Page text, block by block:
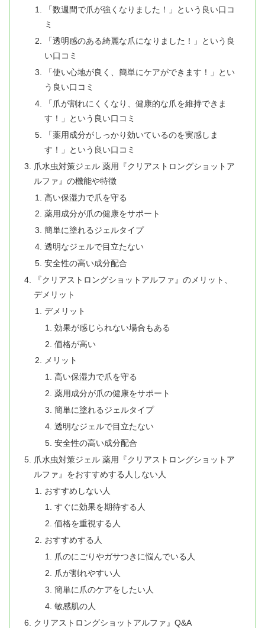
「数週間で爪が強くなりました！」という良い口コ
ミ
「透明感のある綺麗な爪になりました！」という良
い口コミ
「使い心地が良く、簡単にケアができます！」とい
う良い口コミ
「爪が割れにくくなり、健康的な爪を維持できま
す！」という良い口コミ
「薬用成分がしっかり効いているのを実感しま
す！」という良い口コミ
爪水虫対策ジェル 薬用『クリアストロングショットア
ルファ』の機能や特徴
高い保湿力で爪を守る
薬用成分が爪の健康をサポート
簡単に塗れるジェルタイプ
透明なジェルで目立たない
安全性の高い成分配合
『クリアストロングショットアルファ』のメリット、
デメリット
デメリット
効果が感じられない場合もある
価格が高い
メリット
高い保湿力で爪を守る
薬用成分が爪の健康をサポート
簡単に塗れるジェルタイプ
透明なジェルで目立たない
安全性の高い成分配合
爪水虫対策ジェル 薬用『クリアストロングショットア
ルファ』をおすすめする人しない人
おすすめしない人
すぐに効果を期待する人
価格を重視する人
おすすめする人
爪のにごりやガサつきに悩んでいる人
爪が割れやすい人
簡単に爪のケアをしたい人
敏感肌の人
クリアストロングショットアルファ』Q&A